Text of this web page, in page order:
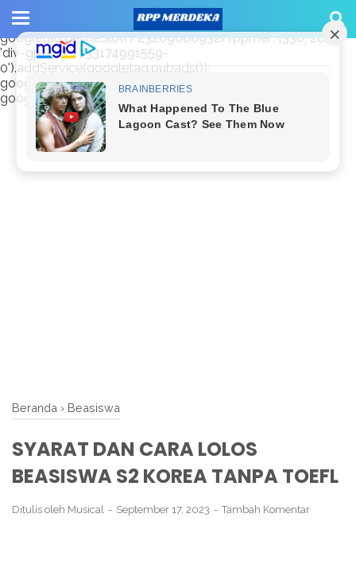
window.googletag = window.googletag || {cmd: []};
googletag.cmd.push(function() {
googletag.defineSlot('/23209888932/rppmer', [336, 280],
'div-gpt-ad-1733174991559-
0').addService(googletag.pubads());
googletag.pubads().enableSingleRequest();
googletag.enableServices(); });
Beranda › Beasiswa
SYARAT DAN CARA LOLOS
BEASISWA S2 KOREA TANPA TOEFL
Ditulis oleh Musical September 17, 2023 Tambah Komentar